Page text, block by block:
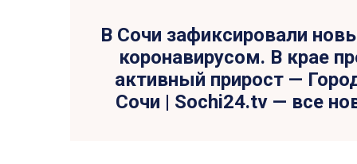
В Сочи зафиксировали
коронавирусом. В крае
активный прирост —
Сочи | Sochi24.tv — все